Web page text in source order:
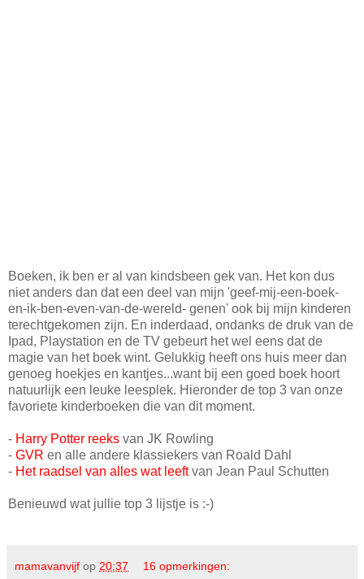
Boeken, ik ben er al van kindsbeen gek van. Het kon dus
niet anders dan dat een deel van mijn 'geef-mij-een-boek-
en-ik-ben-even-van-de-wereld- genen' ook bij mijn kinderen
terechtgekomen zijn. En inderdaad, ondanks de druk van de
Ipad, Playstation en de TV gebeurt het wel eens dat de
magie van het boek wint. Gelukkig heeft ons huis meer dan
genoeg hoekjes en kantjes...want bij een goed boek hoort
natuurlijk een leuke leesplek. Hieronder de top 3 van onze
favoriete kinderboeken die van dit moment.
- Harry Potter reeks van JK Rowling
- GVR en alle andere klassiekers van Roald Dahl
- Het raadsel van alles wat leeftvan Jean Paul Schutten
Benieuwd wat jullie top 3 lijstje is :-)
mamavanvijf op 20:37 16 opmerkingen: